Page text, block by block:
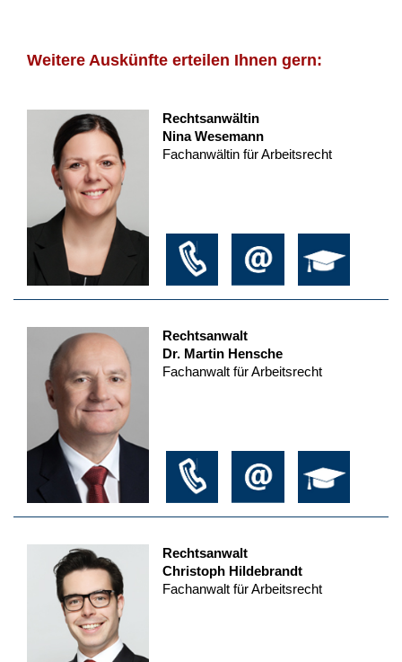
Weitere Auskünfte erteilen Ihnen gern:
Rechtsanwältin
Nina Wesemann
Fachanwältin für Arbeitsrecht
Rechtsanwalt
Dr. Martin Hensche
Fachanwalt für Arbeitsrecht
Rechtsanwalt
Christoph Hildebrandt
Fachanwalt für Arbeitsrecht